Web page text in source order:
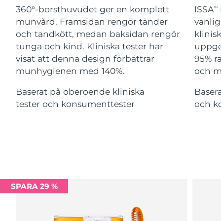
360°-borsthuvudet ger en komplett
munvård. Framsidan rengör tänder
och tandkött, medan baksidan rengör
tunga och kind. Kliniska tester har
visat att denna design förbättrar
munhygienen med 140%.
Baserat på oberoende kliniska
tester och konsumenttester
ISSATM
95%
och
och
SPARA 29 %
For healthy hair
18% PAP
Kosmetika Man
Handla allt
Israel Förväntad leverans 8/13/26
Italien Förväntad leverans 8/9/26
Japan Förväntad leverans 8/12/26
Kazakstan Förväntad leverans 8/11/26